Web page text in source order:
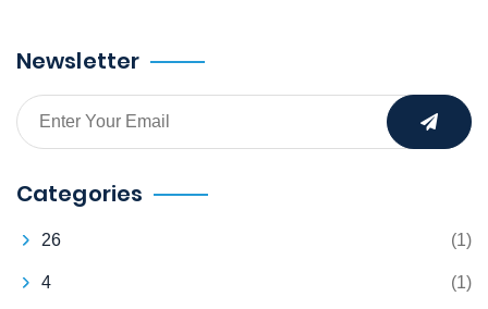
Newsletter
Categories
26 (1)
4 (1)